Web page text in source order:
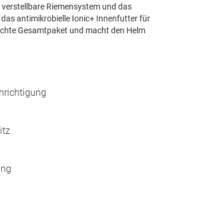
Riemensystem und das
antimikrobielle Ionic+ Innenfutter für
Gesamtpaket und macht den Helm